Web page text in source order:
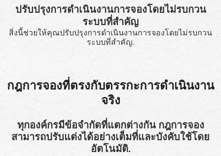
ปรับปรุงการดำเนินงานการจองโดยไม่รบกวน
ระบบที่สำคัญ
สิ่งนี้ช่วยให้คุณปรับปรุงการดำเนินงานการจองโดยไม่รบกวน
ระบบที่สำคัญ.
กฎการจองที่ตรงกับตรรกะการดำเนินงาน
จริง
ทุกองค์กรมีข้อจำกัดที่แตกต่างกัน กฎการจอง
สามารถปรับแต่งได้อย่างเต็มที่และบังคับใช้โดย
อัตโนมัติ.